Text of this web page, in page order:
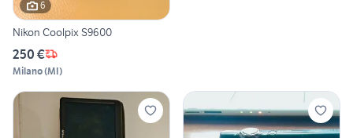
6
Nikon Coolpix S9600
250 €
Milano(MI)